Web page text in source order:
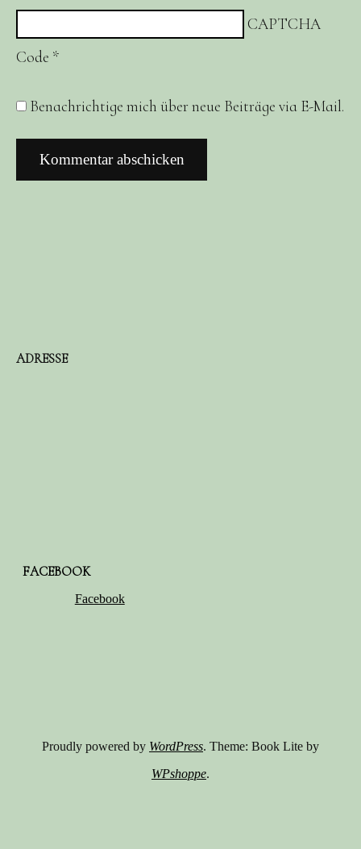
CAPTCHA
Code *
Benachrichtige mich über neue Beiträge via E-Mail.
ADRESSE
FACEBOOK
Facebook
Proudly powered by WordPress. Theme: Book Lite by
WPshoppe.